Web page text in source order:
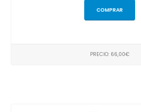
COMPRAR
PRECIO: 66,00€